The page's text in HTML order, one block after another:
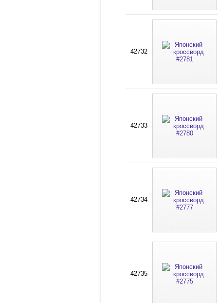
42732
42733
42734
42735